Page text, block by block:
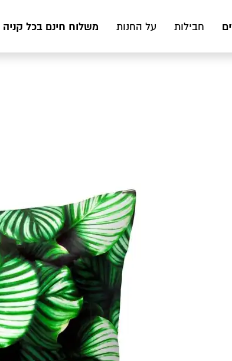
חבילות על החנות משלוח חינם בכל קניה מעל 199 ₪